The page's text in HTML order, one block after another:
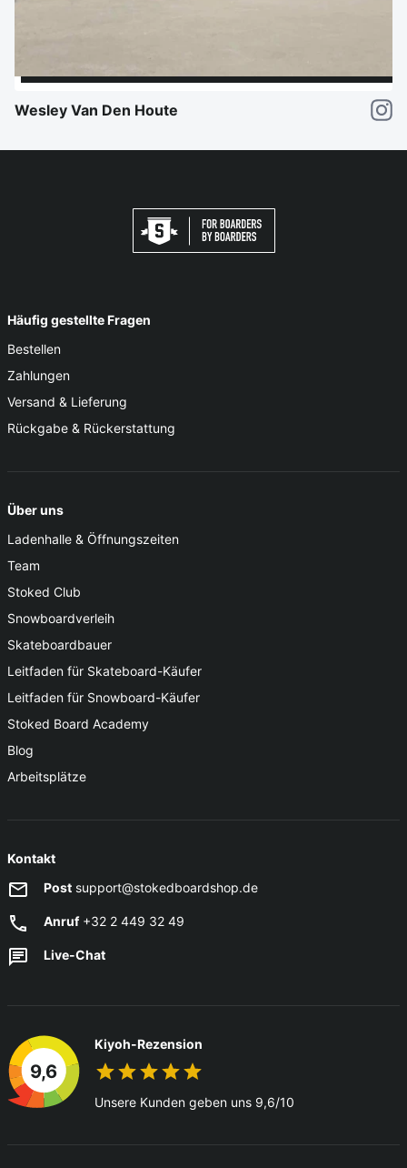
Wesley Van Den Houte
Häufig gestellte Fragen
Bestellen
Zahlungen
Versand & Lieferung
Rückgabe & Rückerstattung
Über uns
Ladenhalle & Öffnungszeiten
Team
Stoked Club
Snowboardverleih
Skateboardbauer
Leitfaden für Skateboard-Käufer
Leitfaden für Snowboard-Käufer
Stoked Board Academy
Blog
Arbeitsplätze
Kontakt
Post support@stokedboardshop.de
Anruf+32 2 449 32 49
Live-Chat
9,6
Kiyoh-Rezension
Unsere Kunden geben uns 9,6/10